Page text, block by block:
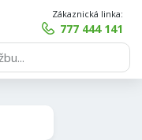
Zákaznická linka:
777 444 141